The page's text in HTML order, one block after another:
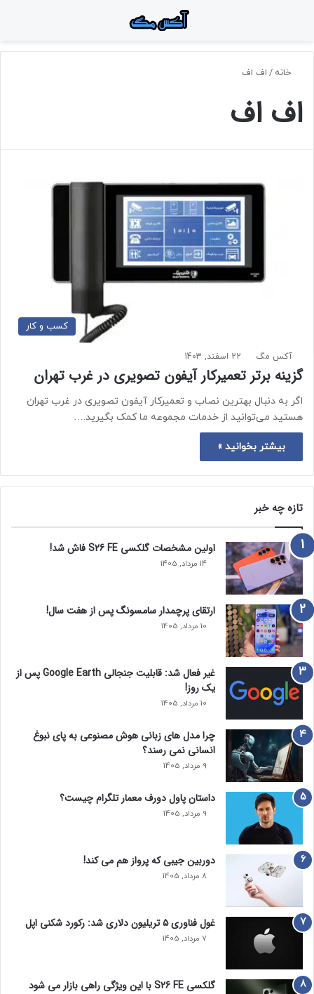
خانه / اف اف
اف اف
کسب و کار
آکس مگ 22 اسفند, 1403
گزینه برتر تعمیرکار آیفون تصویری در غرب تهران
اگر به دنبال بهترین نصاب و تعمیرکار آیفون تصویری در غرب تهران
هستید می‌توانید از خدمات مجموعه ما کمک بگیرید.…
بیشتر بخوانید »
تازه چه خبر
اولین مشخصات گلکسی S26 FE فاش شد!
14 مرداد, 1405
ارتقای پرچمدار سامسونگ پس از هفت سال!
10 مرداد, 1405
غیر فعال شد: قابلیت جنجالی Google Earth پس از
یک روز!
10 مرداد, 1405
چرا مدل‌ های زبانی هوش مصنوعی به پای نبوغ
انسانی نمی‌ رسند؟
9 مرداد, 1405
داستان پاول دورف معمار تلگرام چیست؟
9 مرداد, 1405
دوربین جیبی که پرواز هم می‌ کند!
8 مرداد, 1405
غول فناوری ۵ تریلیون دلاری شد: رکورد شکنی اپل
7 مرداد, 1405
گلکسی S26 FE با این ویژگی راهی بازار می شود